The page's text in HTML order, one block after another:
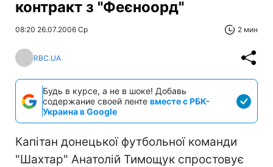
контракт з "Феєноорд"
08:20 26.07.2006 Ср 2 мин
RBC.UA
Будь в курсе, а не в шоке! Добавь
содержание своей ленте вместе с РБК-
Украина в Google
Капітан донецької футбольної команди
"Шахтар" Анатолій Тимощук спростовує